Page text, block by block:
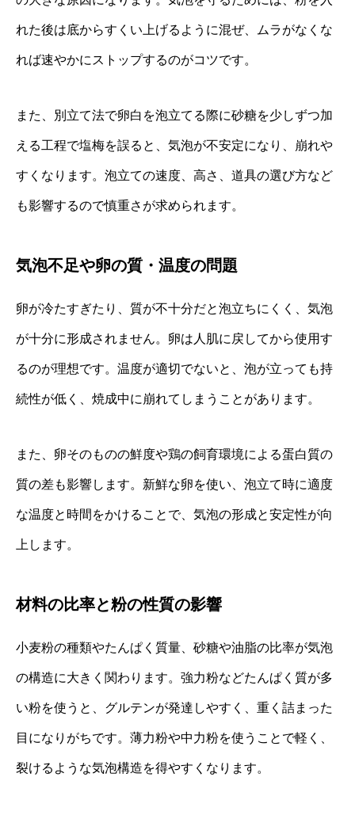
れた後は底からすくい上げるように混ぜ、ムラがなくな
れば速やかにストップするのがコツです。
また、別立て法で卵白を泡立てる際に砂糖を少しずつ加
える工程で塩梅を誤ると、気泡が不安定になり、崩れや
すくなります。泡立ての速度、高さ、道具の選び方など
も影響するので慎重さが求められます。
気泡不足や卵の質・温度の問題
卵が冷たすぎたり、質が不十分だと泡立ちにくく、気泡
が十分に形成されません。卵は人肌に戻してから使用す
るのが理想です。温度が適切でないと、泡が立っても持
続性が低く、焼成中に崩れてしまうことがあります。
また、卵そのものの鮮度や鶏の飼育環境による蛋白質の
質の差も影響します。新鮮な卵を使い、泡立て時に適度
な温度と時間をかけることで、気泡の形成と安定性が向
上します。
材料の比率と粉の性質の影響
小麦粉の種類やたんぱく質量、砂糖や油脂の比率が気泡
の構造に大きく関わります。強力粉などたんぱく質が多
い粉を使うと、グルテンが発達しやすく、重く詰まった
目になりがちです。薄力粉や中力粉を使うことで軽く、
裂けるような気泡構造を得やすくなります。